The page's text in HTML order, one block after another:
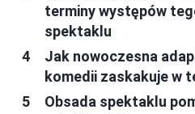
terminy występów
spektaklu
Jak nowoczesna
komedii zaskakuje w
Obsada spektaklu